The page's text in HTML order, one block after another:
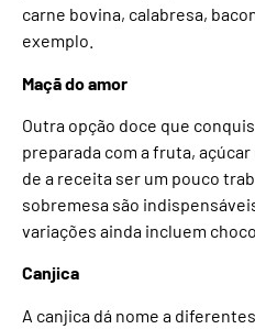
carne bovina, calabresa,
exemplo.
Maçã do amor
Outra opção doce que
preparada com a fruta,
de a receita ser um pouco
sobremesa são
variações ainda incluem
Canjica
A canjica dá nome a